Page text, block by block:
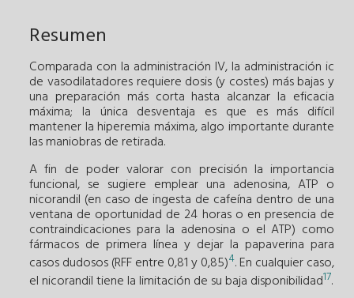
Resumen
Comparada con la administración IV, la administración ic
de vasodilatadores requiere dosis (y costes) más bajas y
una preparación más corta hasta alcanzar la eficacia
máxima; la única desventaja es que es más difícil
mantener la hiperemia máxima, algo importante durante
las maniobras de retirada.
A fin de poder valorar con precisión la importancia
funcional, se sugiere emplear una adenosina, ATP o
nicorandil (en caso de ingesta de cafeína dentro de una
ventana de oportunidad de 24 horas o en presencia de
contraindicaciones para la adenosina o el ATP) como
fármacos de primera línea y dejar la papaverina para
casos dudosos (RFF entre 0,81 y 0,85)4. En cualquier caso,
el nicorandil tiene la limitación de su baja disponibilidad17.